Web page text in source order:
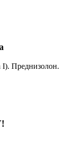
I). Преднизолон.